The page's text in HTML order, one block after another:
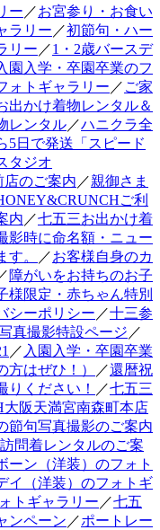
ー ／お宮参り・お食い
ラリー ／初節句・ハー
リー ／1・2歳バースデ
園入学・卒園卒業のフ
ォトギャラリー ／ ご家
出かけ着物レンタル＆
レンタル／ハニクラ全
5日で発送「スピード
タジオ
のご案内 ／親御さま
ご利
内 ／七五三お出かけ着
影時に命名額・ニュー
。
／お客様自身のカ
障がいをお持ちのお子
様限定・赤ちゃん特別
シーポリシー ／十三参
真撮影特設ページ ／
／ 入園入学・卒園卒業
方はぜひ！）
／還暦祝
りください！ ／七五三
阪天満宮南森町本店
節句写真撮影のご案内
訪問着レンタルのご案
ーン（洋装）のフォト
イ（洋装）のフォトギ
トギャラリー ／七五
ンペーン ／ポートレー